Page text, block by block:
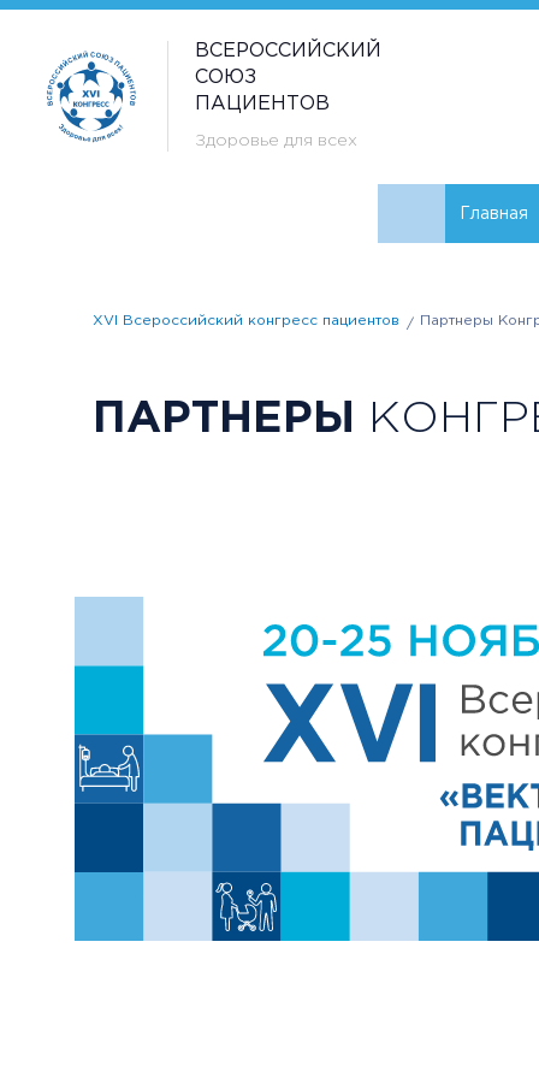
ВСЕРОССИЙСКИЙ
СОЮЗ
ПАЦИЕНТОВ
Здоровье для всех
Главная
XVI Всероссийский конгресс пациентов Партнеры
ПАРТНЕРЫ